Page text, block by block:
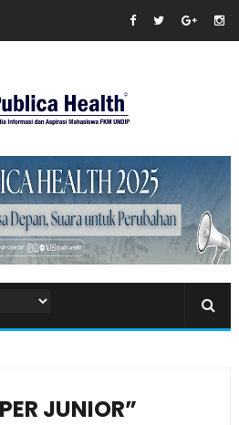
JUNIOR”